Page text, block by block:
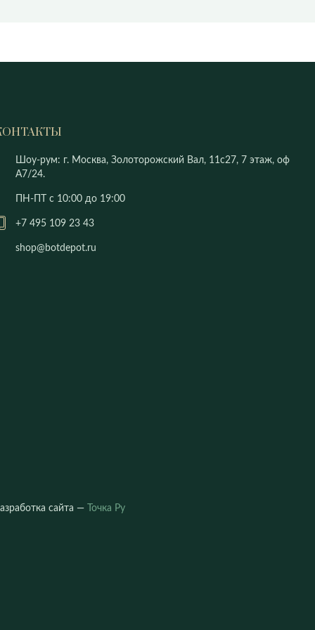
Шоу-рум: г. Москва, Золоторожский Вал, 11с27, 7 этаж, оф
А7/24.
ПН-ПТ с 10:00 до 19:00
+7 495 109 23 43
shop@botdepot.ru
сайта — Точка Ру